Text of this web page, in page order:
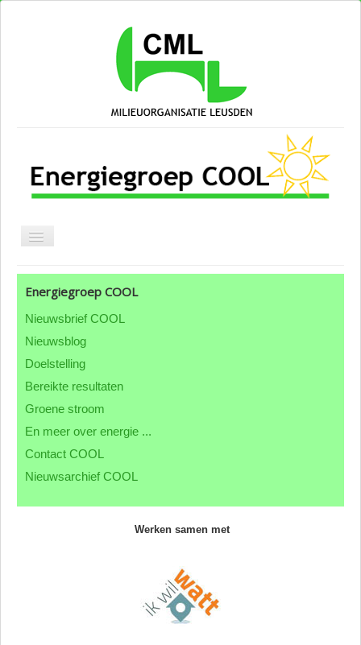
Blog CML
Over CML
ANBI
Contact CML
Energiegroep COOL
Nieuwsbrief COOL
Nieuwsblog
Doelstelling
Bereikte resultaten
Groene stroom
En meer over energie ...
Contact COOL
Nieuwsarchief COOL
Werken samen met